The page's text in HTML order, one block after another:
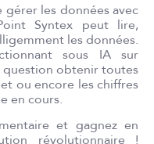
les données avec
Syntex peut lire,
les données.
sous IA sur
question obtenir toutes
ou encore les chiffres
en cours.
et gagnez en
révolutionnaire !